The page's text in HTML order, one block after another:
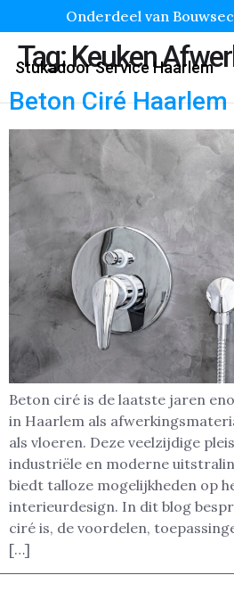
Onderdeel van
Stukadoor Service Haarlem
Tag:Keuken
Beton Ciré Haarlem
Beton ciré is de laatste jaren
in Haarlem als
als vloeren. Deze veelzijdige
industriële en moderne
biedt talloze mogelijkheden op
interieurdesign. In dit blog
ciré is, de voordelen,
[…]